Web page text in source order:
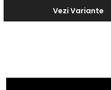
Vezi Variante